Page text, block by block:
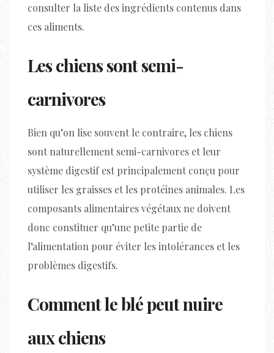
consulter la liste des ingrédients contenus dans
ces aliments.
Les chiens sont semi-
carnivores
Bien qu’on lise souvent le contraire, les chiens
sont naturellement semi-carnivores et leur
système digestif est principalement conçu pour
utiliser les graisses et les protéines animales. Les
composants alimentaires végétaux ne doivent
donc constituer qu’une petite partie de
l’alimentation pour éviter les intolérances et les
problèmes digestifs.
Comment le blé peut nuire
aux chiens